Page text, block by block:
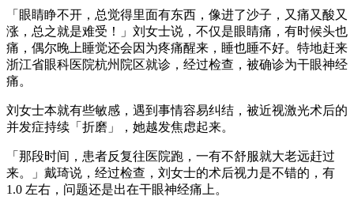
「眼睛睁不开，总觉得里面有东西，像进了沙子，又痛又酸又
涨，总之就是难受！」刘女士说，不仅是眼睛痛，有时候头也
痛，偶尔晚上睡觉还会因为疼痛醒来，睡也睡不好。特地赶来
浙江省眼科医院杭州院区就诊，经过检查，被确诊为干眼神经
痛。
刘女士本就有些敏感，遇到事情容易纠结，被近视激光术后的
并发症持续「折磨」，她越发焦虑起来。
「那段时间，患者反复往医院跑，一有不舒服就大老远赶过
来。」戴琦说，经过检查，刘女士的术后视力是不错的，有
1.0 左右，问题还是出在干眼神经痛上。